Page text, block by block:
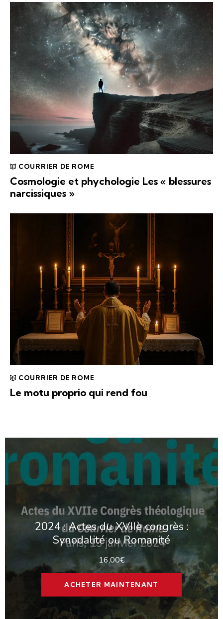
COURRIER DE ROME
Cosmologie et phychologie Les « blessures
narcissiques »
COURRIER DE ROME
Le motu proprio qui rend fou
2024 : Actes du XVIIè congrès :
Synodalité ou Romanité
16,00€
ACHETER MAINTENANT